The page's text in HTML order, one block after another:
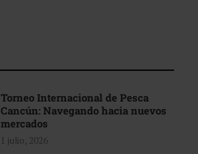
Torneo Internacional de Pesca
Cancún: Navegando hacia nuevos
mercados
1 julio, 2026